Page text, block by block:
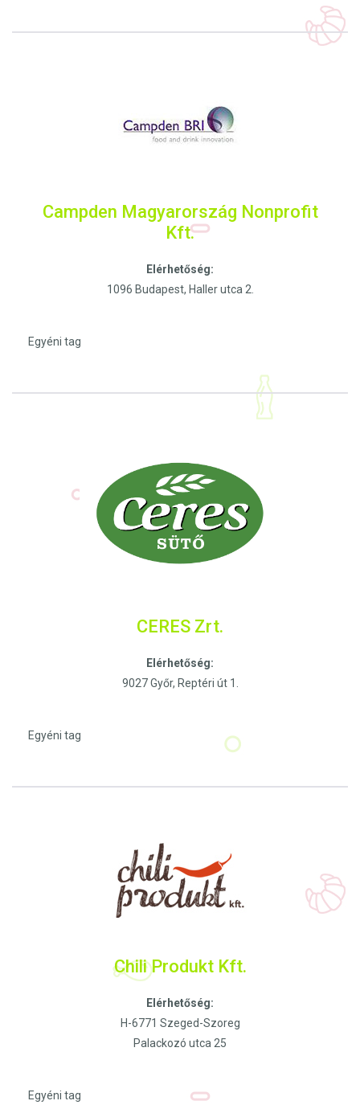
Campden Magyarország Nonprofit
Kft.
Elérhetőség:
1096 Budapest, Haller utca 2.
Egyéni tag
CERES Zrt.
Elérhetőség:
9027 Győr, Reptéri út 1.
Egyéni tag
Chili Produkt Kft.
Elérhetőség:
H-6771 Szeged-Szoreg
Palackozó utca 25
Egyéni tag